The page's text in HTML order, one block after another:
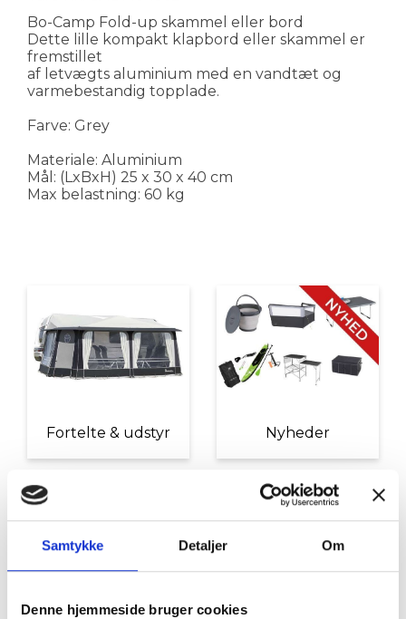
Samtykke Detaljer Om
Denne hjemmeside bruger cookies
Bo-Camp Fold-up skammel eller bord
Dette lille kompakt klapbord eller skammel er
fremstillet
af letvægts aluminium med en vandtæt og
varmebestandig topplade.
Farve: Grey
Materiale: Aluminium
Mål: (LxBxH) 25 x 30 x 40 cm
Max belastning: 60 kg
Fortelte & udstyr Nyheder